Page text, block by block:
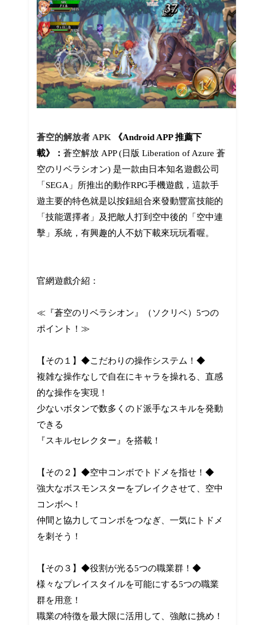
蒼空的解放者 APK《Android APP 推薦下
載》： 蒼空解放 APP (日版 Liberation of Azure 蒼
空のリベラシオン) 是一款由日本知名遊戲公司
「SEGA」所推出的動作RPG手機遊戲，這款手
遊主要的特色就是以按鈕組合來發動豐富技能的
「技能選擇者」及把敵人打到空中後的「空中連
擊」系統，有興趣的人不妨下載來玩玩看喔。
官網遊戲介紹：
≪『蒼空のリベラシオン』（ソクリベ）5つの
ポイント！≫
【その１】◆こだわりの操作システム！◆
複雑な操作なしで自在にキャラを操れる、直感
的な操作を実現！
少ないボタンで数多くのド派手なスキルを発動
できる
『スキルセレクター』を搭載！
【その２】◆空中コンボでトドメを指せ！◆
強大なボスモンスターをブレイクさせて、空中
コンボへ！
仲間と協力してコンボをつなぎ、一気にトドメ
を刺そう！
【その３】◆役割が光る5つの職業群！◆
様々なプレイスタイルを可能にする5つの職業
群を用意！
職業の特徴を最大限に活用して、強敵に挑め！